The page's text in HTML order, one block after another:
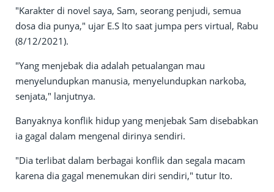
"Karakter di novel saya, Sam, seorang penjudi, semua
dosa dia punya," ujar E.S Ito saat jumpa pers virtual, Rabu
(8/12/2021).
"Yang menjebak dia adalah petualangan mau
menyelundupkan manusia, menyelundupkan narkoba,
senjata," lanjutnya.
Banyaknya konflik hidup yang menjebak Sam disebabkan
ia gagal dalam mengenal dirinya sendiri.
"Dia terlibat dalam berbagai konflik dan segala macam
karena dia gagal menemukan diri sendiri," tutur Ito.